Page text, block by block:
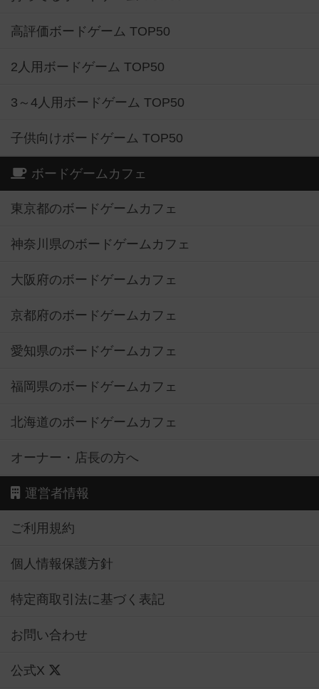
高評価ボードゲーム TOP50
2人用ボードゲーム TOP50
3～4人用ボードゲーム TOP50
子供向けボードゲーム TOP50
ボードゲームカフェ
東京都のボードゲームカフェ
神奈川県のボードゲームカフェ
大阪府のボードゲームカフェ
京都府のボードゲームカフェ
愛知県のボードゲームカフェ
福岡県のボードゲームカフェ
北海道のボードゲームカフェ
オーナー・店長の方へ
運営者情報
ご利用規約
個人情報保護方針
特定商取引法に基づく表記
お問い合わせ
公式X